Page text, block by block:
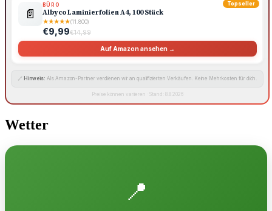
Topseller
📄
BÜRO
Albyco Laminierfolien A4, 100 Stück
★★★★★(11.800)
€9,99€14,99
Auf Amazon ansehen →
🔗 Hinweis: Als Amazon-Partner verdienen wir an qualifizierten Verkäufen. Keine Mehrkosten für dich.
Preise können variieren · Stand: 8.8.2026
Wetter
📍